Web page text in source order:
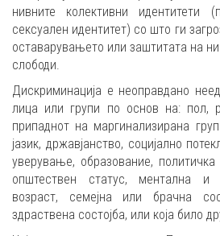
нивните колективни идентитети
сексуaлен идентитет) со што ги
оставарувањето или заштитата на
слободи.
Дискриминација е неоправдано
лица или групи по основ на: пол,
припаднот на маргинализирана
јазик, државјанство, социјално
уверување, образование,
општествен статус, ментална и
возраст, семејна или брачна
здраствена состојба, или која било